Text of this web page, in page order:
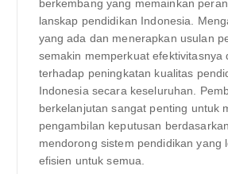
berkembang yang memainkan
lanskap pendidikan Indonesia.
yang ada dan menerapkan usulan
semakin memperkuat efektivitasnya
terhadap peningkatan kualitas
Indonesia secara keseluruhan.
berkelanjutan sangat penting untuk
pengambilan keputusan
mendorong sistem pendidikan yang
efisien untuk semua.